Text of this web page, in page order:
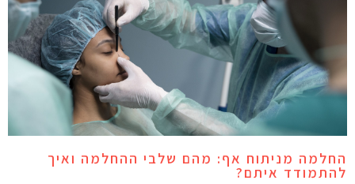
מניתוח אף: מהם שלבי ההחלמה ואיך
איתם?